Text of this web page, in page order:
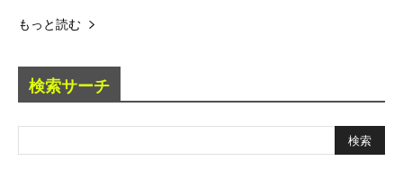
もっと読む
検索サーチ